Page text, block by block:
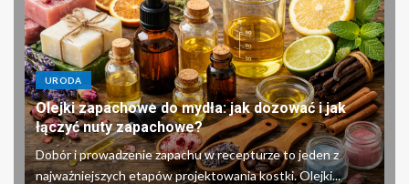
URODA
Olejki zapachowe do mydła: jak dozować i jak
łączyć nuty zapachowe?
Dobór i prowadzenie zapachu w recepturze to jeden z
najważniejszych etapów projektowania kostki. Olejki...